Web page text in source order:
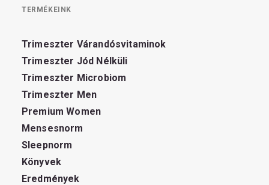
TERMÉKEINK
Trimeszter Várandósvitaminok
Trimeszter Jód Nélküli
Trimeszter Microbiom
Trimeszter Men
Premium Women
Mensesnorm
Sleepnorm
Könyvek
Eredmények